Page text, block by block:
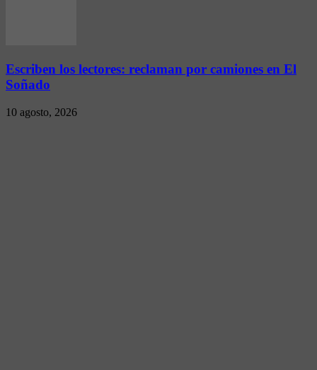
Escriben los lectores: reclaman por camiones en El
Soñado
10 agosto, 2026